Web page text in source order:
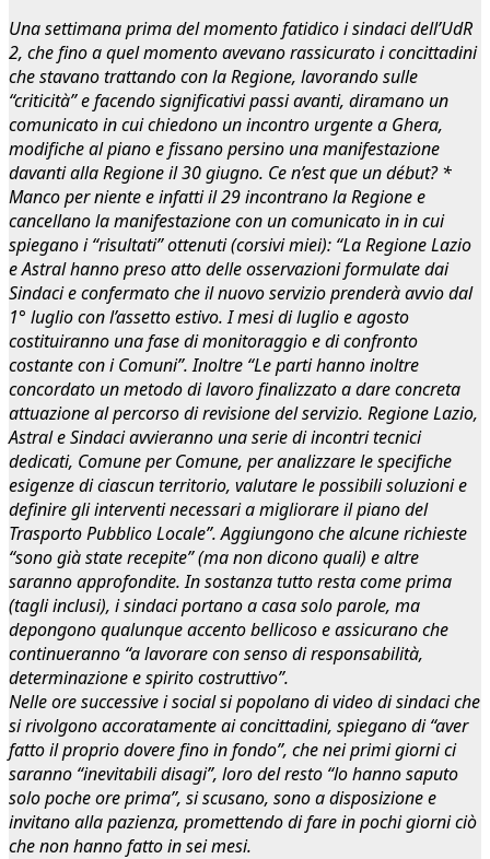
Una settimana prima del momento fatidico i sindaci dell’UdR
2, che fino a quel momento avevano rassicurato i concittadini
che stavano trattando con la Regione, lavorando sulle
“criticità” e facendo significativi passi avanti, diramano un
comunicato in cui chiedono un incontro urgente a Ghera,
modifiche al piano e fissano persino una manifestazione
davanti alla Regione il 30 giugno. Ce n’est que un début? *
Manco per niente e infatti il 29 incontrano la Regione e
cancellano la manifestazione con un comunicato in in cui
spiegano i “risultati” ottenuti (corsivi miei): “La Regione Lazio
e Astralhanno preso atto delle osservazioni formulate dai
Sindacie confermato che il nuovo servizio prenderà avvio dal
1° luglio con l’assetto estivo. I mesi di luglio e agosto
costituiranno una fase di monitoraggio e di confronto
costante con i Comuni”. Inoltre “Le partihanno inoltre
concordato un metodo di lavorofinalizzato a dare concreta
attuazione al percorso di revisione del servizio. Regione Lazio,
Astral e Sindaciavvieranno una serie di incontri tecnici
dedicati, Comune per Comune, per analizzare le specifiche
esigenze di ciascun territorio, valutare le possibili soluzioni e
definire gli interventi necessari a migliorare il piano del
Trasporto Pubblico Locale”. Aggiungono che alcune richieste
“sono già state recepite” (ma non dicono quali) e altre
saranno approfondite. In sostanza tutto resta come prima
(tagli inclusi), i sindaci portano a casa solo parole, ma
depongono qualunque accento bellicoso e assicurano che
continueranno “a lavorare con senso di responsabilità,
determinazione e spirito costruttivo”.
Nelle ore successive i social si popolano di video di sindaci che
si rivolgono accoratamente ai concittadini, spiegano di “aver
fatto il proprio dovere fino in fondo”, che nei primi giorni ci
saranno “inevitabili disagi”, loro del resto “lo hanno saputo
solo poche ore prima”, si scusano, sono a disposizione e
invitano alla pazienza, promettendo di fare in pochi giorni ciò
che non hanno fatto in sei mesi.